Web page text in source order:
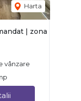
Harta
| zona
vânzare